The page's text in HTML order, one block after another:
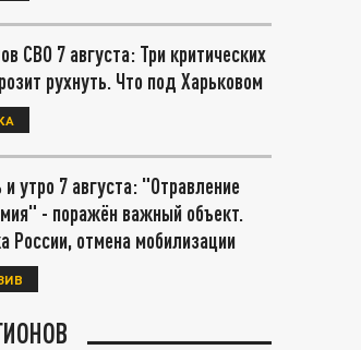
СВО 7 августа: Три критических
рухнуть. Что под Харьковом
и утро 7 августа: "Отравление
- поражён важный объект.
России, отмена мобилизации